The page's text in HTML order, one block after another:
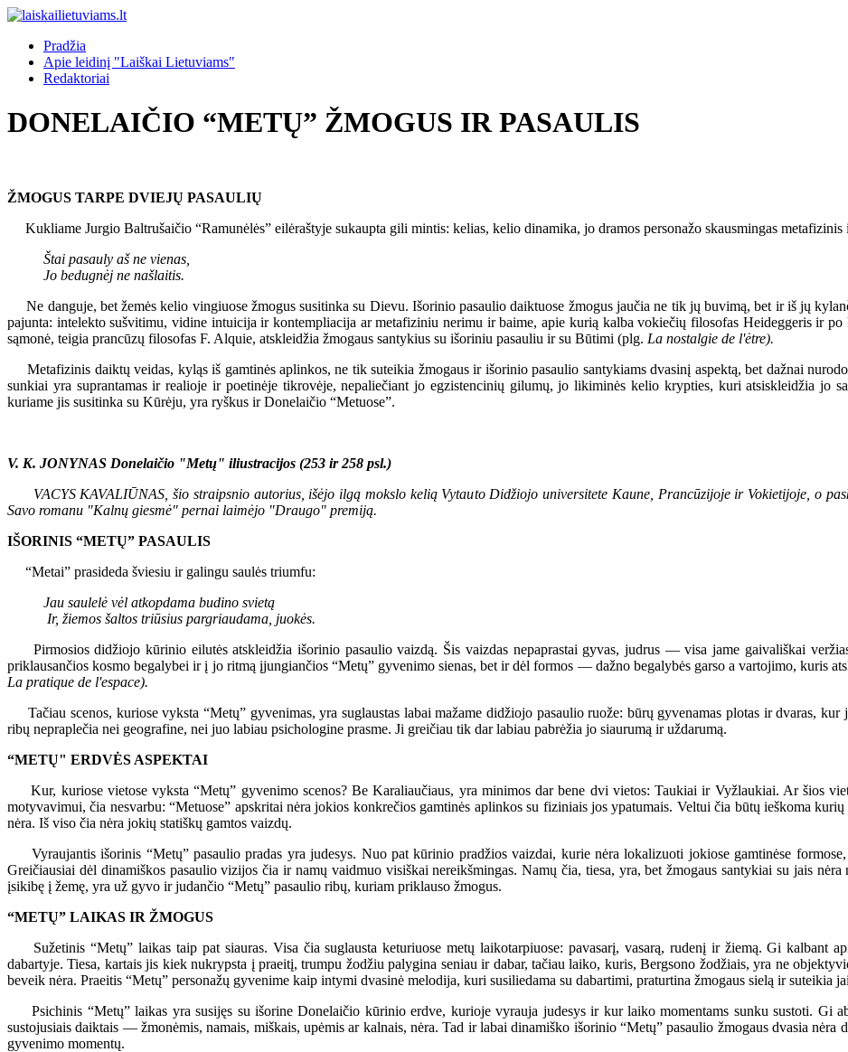
Pradžia
Apie leidinį "Laiškai Lietuviams"
Redaktoriai
DONELAIČIO “METŲ” ŽMOGUS IR PASAULIS
ŽMOGUS TARPE DVIEJŲ PASAULIŲ
Kukliame Jurgio Baltrušaičio “Ramunėlės” eilėraštyje sukaupta gili mintis: kelias, kelio dinamika, jo dramos personažo skausmingas
Štai pasauly aš ne vienas,
Jo bedugnėj ne našlaitis.
Ne danguje, bet žemės kelio vingiuose žmogus susitinka su Dievu. Išorinio pasaulio daiktuose žmogus jaučia ne tik jų buvimą, bet ir iš jų
pajunta: intelekto sušvitimu, vidine intuicija ir kontempliacija ar metafiziniu nerimu ir baime, apie kurią kalba vokiečių filosofas Heideggeris ir
sąmonė, teigia prancūzų filosofas F. Alquie, atskleidžia žmogaus santykius su išoriniu pasauliu ir su Būtimi (plg. La nostalgie de l'ėtre).
Metafizinis daiktų veidas, kyląs iš gamtinės aplinkos, ne tik suteikia žmogaus ir išorinio pasaulio santykiams dvasinį aspektą, bet dažnai
sunkiai yra suprantamas ir realioje ir poetinėje tikrovėje, nepaliečiant jo egzistencinių gilumų, jo likiminės kelio krypties, kuri atsiskleidžia jo
kuriame jis susitinka su Kūrėju, yra ryškus ir Donelaičio “Metuose”.
V. K. JONYNAS Donelaičio "Metų" iliustracijos (253 ir 258 psl.)
VACYS KAVALIŪNAS, šio straipsnio autorius, išėjo ilgą mokslo kelią Vytauto Didžiojo universitete Kaune, Prancūzijoje ir Vokietijoje, o
Savo romanu "Kalnų giesmė" pernai laimėjo "Draugo" premiją.
IŠORINIS “METŲ” PASAULIS
“Metai” prasideda šviesiu ir galingu saulės triumfu:
Jau saulelė vėl atkopdama budino svietą
Ir, žiemos šaltos triūsius pargriaudama, juokės.
Pirmosios didžiojo kūrinio eilutės atskleidžia išorinio pasaulio vaizdą. Šis vaizdas nepaprastai gyvas, judrus — visa jame gaivališkai
priklausančios kosmo begalybei ir į jo ritmą įjungiančios “Metų” gyvenimo sienas, bet ir dėl formos — dažno begalybės garso a vartojimo, kuris
La pratique de l'espace).
Tačiau scenos, kuriose vyksta “Metų” gyvenimas, yra suglaustas labai mažame didžiojo pasaulio ruože: būrų gyvenamas plotas ir dvaras,
ribų nepraplečia nei geografine, nei juo labiau psichologine prasme. Ji greičiau tik dar labiau pabrėžia jo siaurumą ir uždarumą.
“METŲ" ERDVĖS ASPEKTAI
Kur, kuriose vietose vyksta “Metų” gyvenimo scenos? Be Karaliaučiaus, yra minimos dar bene dvi vietos: Taukiai ir Vyžlaukiai. Ar šios
motyvavimui, čia nesvarbu: “Metuose” apskritai nėra jokios konkrečios gamtinės aplinkos su fiziniais jos ypatumais. Veltui čia būtų ieškoma
nėra. Iš viso čia nėra jokių statiškų gamtos vaizdų.
Vyraujantis išorinis “Metų” pasaulio pradas yra judesys. Nuo pat kūrinio pradžios vaizdai, kurie nėra lokalizuoti jokiose gamtinėse
Greičiausiai dėl dinamiškos pasaulio vizijos čia ir namų vaidmuo visiškai nereikšmingas. Namų čia, tiesa, yra, bet žmogaus santykiai su jais
įsikibę į žemę, yra už gyvo ir judančio “Metų” pasaulio ribų, kuriam priklauso žmogus.
“METŲ” LAIKAS IR ŽMOGUS
Sužetinis “Metų” laikas taip pat siauras. Visa čia suglausta keturiuose metų laikotarpiuose: pavasarį, vasarą, rudenį ir žiemą. Gi kalbant
dabartyje. Tiesa, kartais jis kiek nukrypsta į praeitį, trumpu žodžiu palygina seniau ir dabar, tačiau laiko, kuris, Bergsono žodžiais, yra ne
beveik nėra. Praeitis “Metų” personažų gyvenime kaip intymi dvasinė melodija, kuri susiliedama su dabartimi, praturtina žmogaus sielą ir suteikia
Psichinis “Metų” laikas yra susijęs su išorine Donelaičio kūrinio erdve, kurioje vyrauja judesys ir kur laiko momentams sunku sustoti. Gi
sustojusiais daiktais — žmonėmis, namais, miškais, upėmis ar kalnais, nėra. Tad ir labai dinamiško išorinio “Metų” pasaulio žmogaus dvasia
gyvenimo momentų.